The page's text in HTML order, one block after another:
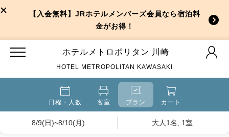
【入会無料】JRホテルメンバーズ会員なら宿泊料
金がお得！
ホテルメトロポリタン 川崎
HOTEL METROPOLITAN KAWASAKI
日程・人数 客室 プラン カート
8/9(日)~8/10(月) 大人1名, 1室